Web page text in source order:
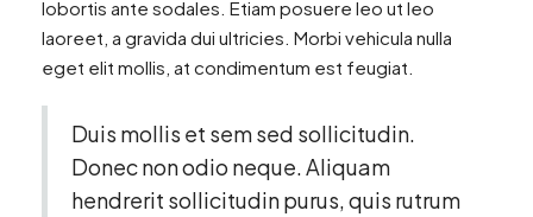
lobortis ante sodales. Etiam posuere leo ut leo
laoreet, a gravida dui ultricies. Morbi vehicula nulla
eget elit mollis, at condimentum est feugiat.
Duis mollis et sem sed sollicitudin.
Donec non odio neque. Aliquam
hendrerit sollicitudin purus, quis rutrum